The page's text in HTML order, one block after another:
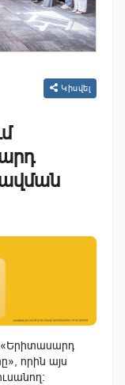
Կիսվել
«Երիտասարդ
որին այս